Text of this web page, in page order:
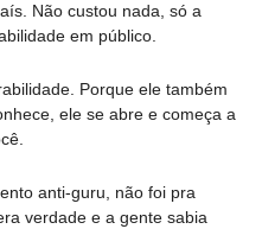
Não custou nada, só a
em público.
Porque ele também
ele se abre e começa a
anti-guru, não foi pra
verdade e a gente sabia